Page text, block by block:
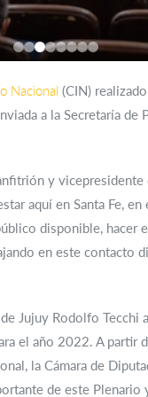
Nacional (CIN)
a la Secretaría
y
aquí en Santa Fe,
disponible, hacer
en este contacto
Jujuy Rodolfo
el año 2022. A partir
la Cámara de
de este